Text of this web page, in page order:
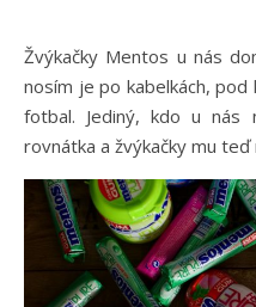
Žvýkačky Mentos u nás
nosím je po kabelkách,
fotbal. Jediný, kdo u nás
rovnátka a žvýkačky mu